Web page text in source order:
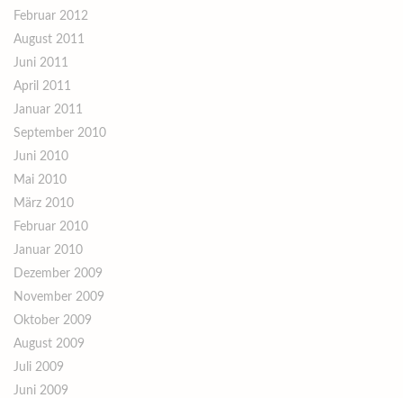
Februar 2012
August 2011
Juni 2011
April 2011
Januar 2011
September 2010
Juni 2010
Mai 2010
März 2010
Februar 2010
Januar 2010
Dezember 2009
November 2009
Oktober 2009
August 2009
Juli 2009
Juni 2009